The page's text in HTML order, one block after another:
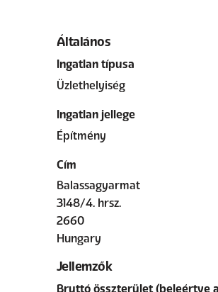
Általános
Ingatlan típusa
Üzlethelyiség
Ingatlan jellege
Építmény
Cím
Balassagyarmat
3148/4. hrsz.
2660
Hungary
Jellemzők
Bruttó összterület (beleértve